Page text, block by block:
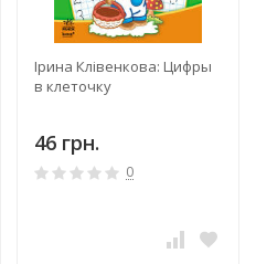
Ірина Клівенкова: Цифры
в клеточку
46 грн.
0